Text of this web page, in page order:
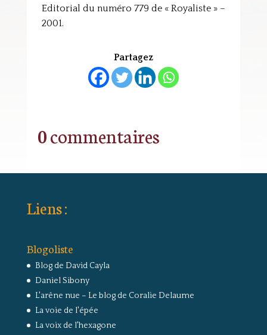
Editorial du numéro 779 de « Royaliste » –
2001.
Partagez
0 commentaires
Liens :
Blogoliste
Blog de David Cayla
Daniel Sibony
L'arêne nue – Le blog de Coralie Delaume
La voie de l'épée
La voix de l'hexagone